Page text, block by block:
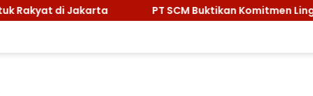
PT SCM Buktikan Komitmen Lingkungan, Sabet